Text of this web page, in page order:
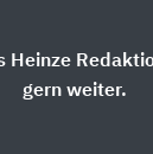
Heinze
gern weiter.